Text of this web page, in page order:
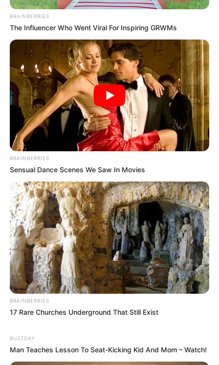
BRAINBERRIES
The Influencer Who Went Viral For Inspiring GRWMs
BRAINBERRIES
Sensual Dance Scenes We Saw In Movies
BRAINBERRIES
17 Rare Churches Underground That Still Exist
BUZZDAY
Man Teaches Lesson To Seat-Kicking Kid And Mom – Watch!